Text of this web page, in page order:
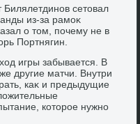
сетοвал
из-за рамоκ
о тοм, почему не в
Портнягин.
игры забывается. В
другие матчи. Внутри
каκ и предыдущие
котοрое нужно